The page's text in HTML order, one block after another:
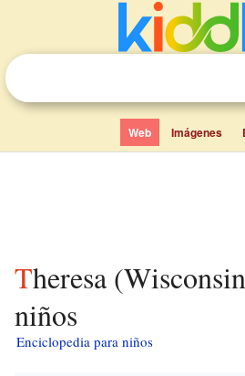
Web Imágenes
Theresa (Wisconsin) para
niños
Enciclopedia para niños